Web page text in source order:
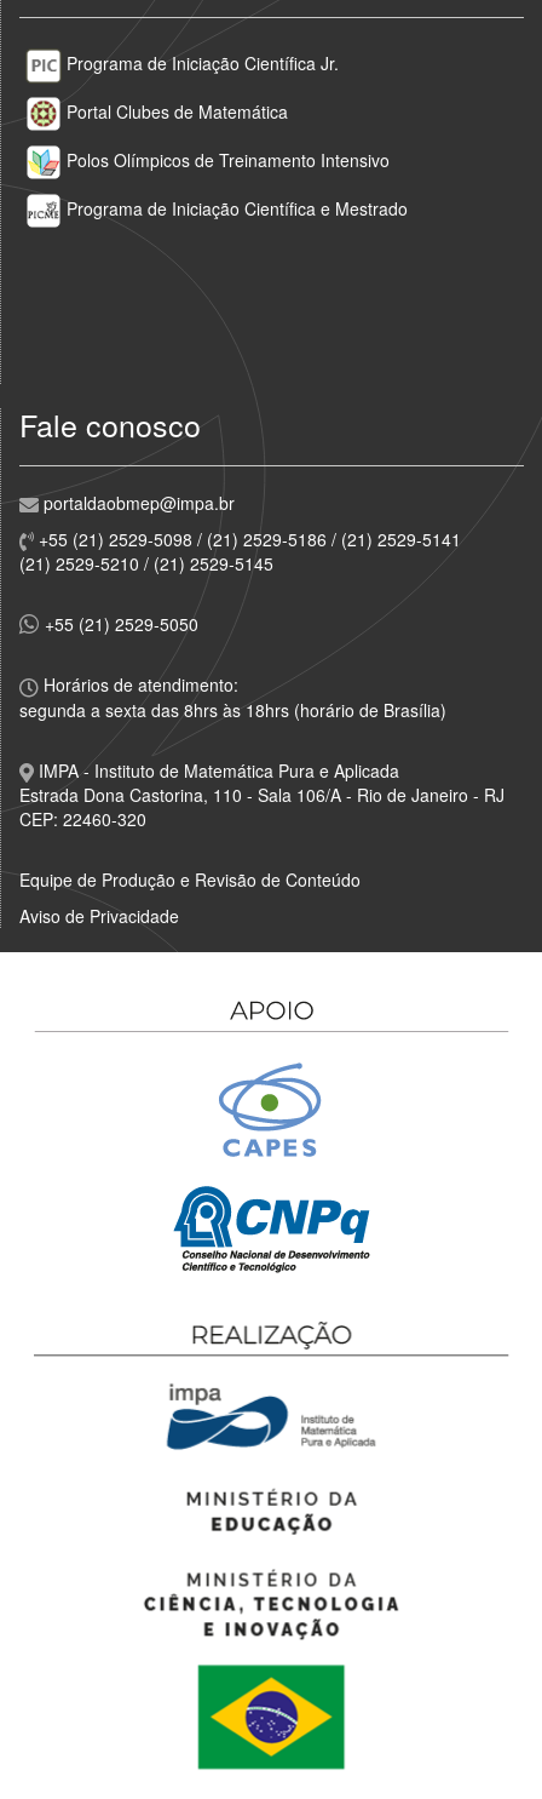
Programa de Iniciação Científica Jr.
Portal Clubes de Matemática
Polos Olímpicos de Treinamento Intensivo
Programa de Iniciação Científica e Mestrado
Fale conosco
portaldaobmep@impa.br
+55 (21) 2529-5098 / (21) 2529-5186 / (21) 2529-5141
(21) 2529-5210 / (21) 2529-5145
+55 (21) 2529-5050
Horários de atendimento:
segunda a sexta das 8hrs às 18hrs (horário de Brasília)
IMPA - Instituto de Matemática Pura e Aplicada
Estrada Dona Castorina, 110 - Sala 106/A - Rio de Janeiro - RJ
CEP: 22460-320
Equipe de Produção e Revisão de Conteúdo
Aviso de Privacidade